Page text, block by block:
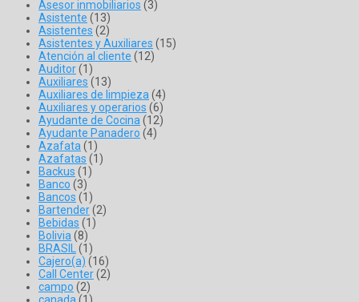
Asesor inmobiliarios (3)
Asistente (13)
Asistentes (2)
Asistentes y Auxiliares (15)
Atención al cliente (12)
Auditor(1)
Auxiliares (13)
Auxiliares de limpieza (4)
Auxiliares y operarios (6)
Ayudante de Cocina (12)
Ayudante Panadero (4)
Azafata (1)
Azafatas (1)
Backus (1)
Banco (3)
Bancos (1)
Bartender(2)
Bebidas (1)
Bolivia (8)
BRASIL
(1)
Cajero(a) (16)
Call Center(2)
campo (2)
canada (1)